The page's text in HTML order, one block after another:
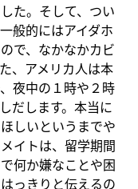
た。そして、つい
般的にはアイダホ
で、なかなかカビ
、アメリカ人は本
夜中の１時や２時
だします。本当に
しいというまでや
イトは、留学期間
何か嫌なことや困
っきりと伝えるの